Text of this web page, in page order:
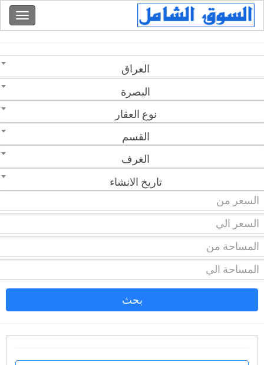
العراق
البصرة
نوع العقار
القسم
الغرف
تاريخ الانشاء
بحث